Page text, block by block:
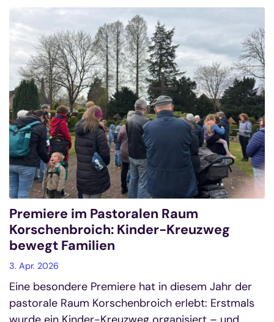
Premiere im Pastoralen Raum
Korschenbroich: Kinder-Kreuzweg
bewegt Familien
3. Apr. 2026
Eine besondere Premiere hat in diesem Jahr der
pastorale Raum Korschenbroich erlebt: Erstmals